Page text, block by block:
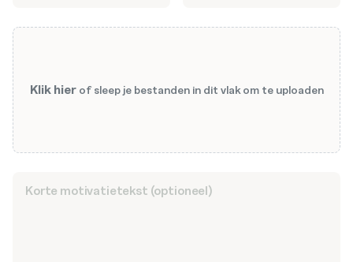
Klik hierof sleep je bestanden in dit vlak om te uploaden